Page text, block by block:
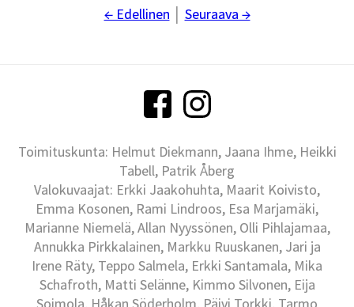
← Edellinen Seuraava →
Toimituskunta: Helmut Diekmann, Jaana Ihme, Heikki
Tabell, Patrik Åberg
Valokuvaajat: Erkki Jaakohuhta, Maarit Koivisto,
Emma Kosonen, Rami Lindroos, Esa Marjamäki,
Marianne Niemelä, Allan Nyyssönen, Olli Pihlajamaa,
Annukka Pirkkalainen, Markku Ruuskanen, Jari ja
Irene Räty, Teppo Salmela, Erkki Santamala, Mika
Schafroth, Matti Selänne, Kimmo Silvonen, Eija